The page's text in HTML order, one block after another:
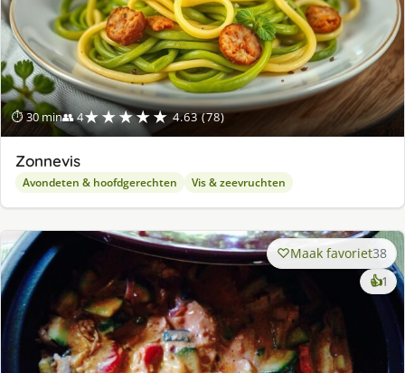
⏱ 30 min👥 4★★★★★ 4.63 (78)
Zonnevis
Avondeten & hoofdgerechten Vis & zeevruchten
Maak favoriet38
👍1